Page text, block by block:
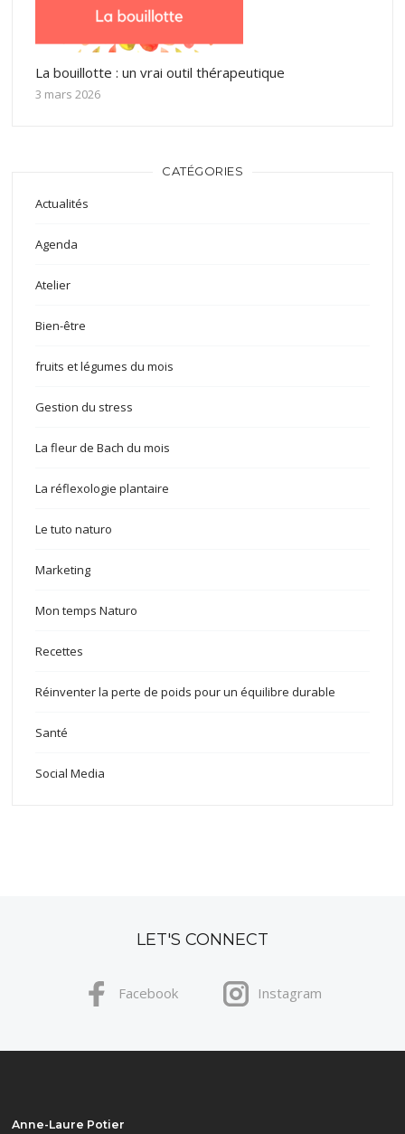
La bouillotte : un vrai outil thérapeutique
3 mars 2026
CATÉGORIES
Actualités
Agenda
Atelier
Bien-être
fruits et légumes du mois
Gestion du stress
La fleur de Bach du mois
La réflexologie plantaire
Le tuto naturo
Marketing
Mon temps Naturo
Recettes
Réinventer la perte de poids pour un équilibre durable
Santé
Social Media
LET'S CONNECT
Facebook Instagram
Anne-Laure Potier